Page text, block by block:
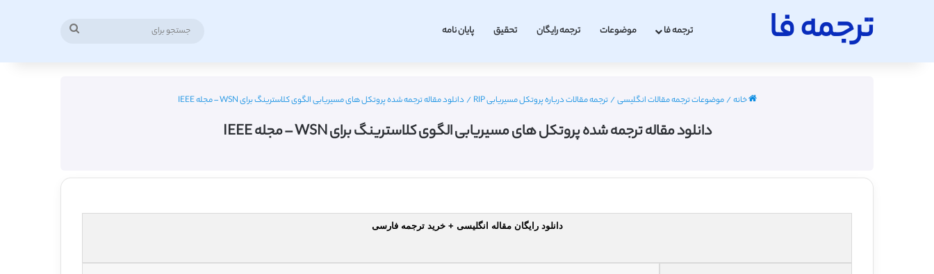
ترجمه فا ترجمه فا موضوعات ترجمه رایگان تحقیق پایان نامه
خانه/موضوعات ترجمه مقالات انگلیسی/ترجمه مقالات درباره پروتکل مسیریابی RIP / دانلود مقاله ترجمه شده پروتکل های مسیریابی الگوی کلاسترینگ برای WSN – مجله IEEE
دانلود مقاله ترجمه شده پروتکل های مسیریابی الگوی کلاسترینگ برای WSN – مجله IEEE
دانلود رایگان مقاله انگلیسی + خرید ترجمه فارسی